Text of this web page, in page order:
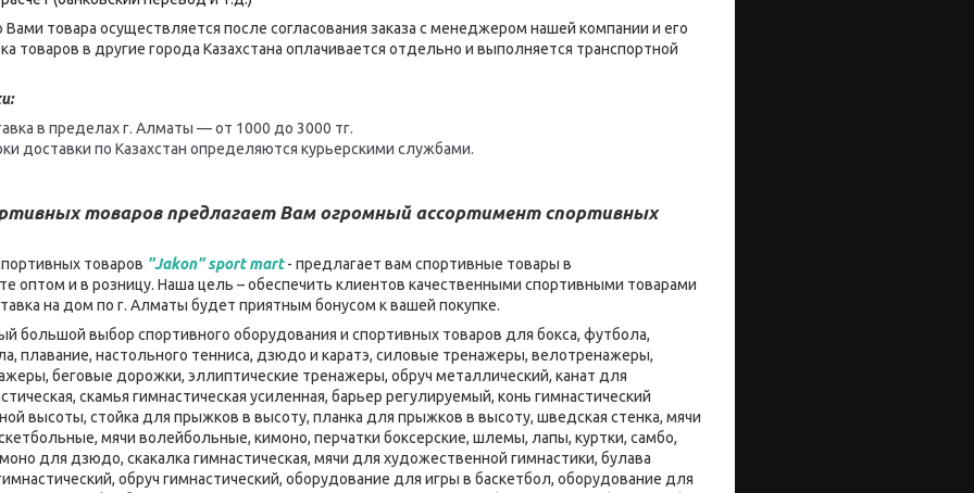
товара осуществляется после согласования заказа с менеджером нашей компании и его
товаров в другие города Казахстана оплачивается отдельно и выполняется транспортной
в пределах г. Алматы — от 1000 до 3000 тг.
доставки по Казахстан определяются курьерскими службами.
товаров предлагает Вам огромный ассортимент спортивных
товаров "Jakon" sport mart- предлагает вам спортивные товары в
оптом и в розницу. Наша цель – обеспечить клиентов качественными спортивными товарами
на дом по г. Алматы будет приятным бонусом к вашей покупке.
большой выбор спортивного оборудования и спортивных товаров для бокса, футбола,
плавание, настольного тенниса, дзюдо и каратэ, силовые тренажеры, велотренажеры,
беговые дорожки, эллиптические тренажеры, обруч металлический, канат для
скамья гимнастическая усиленная, барьер регулируемый, конь гимнастический
высоты, стойка для прыжков в высоту, планка для прыжков в высоту, шведская стенка, мячи
мячи волейбольные, кимоно, перчатки боксерские, шлемы, лапы, куртки, самбо,
для дзюдо, скакалка гимнастическая, мячи для художественной гимнастики, булава
обруч гимнастический, оборудование для игры в баскетбол, оборудование для